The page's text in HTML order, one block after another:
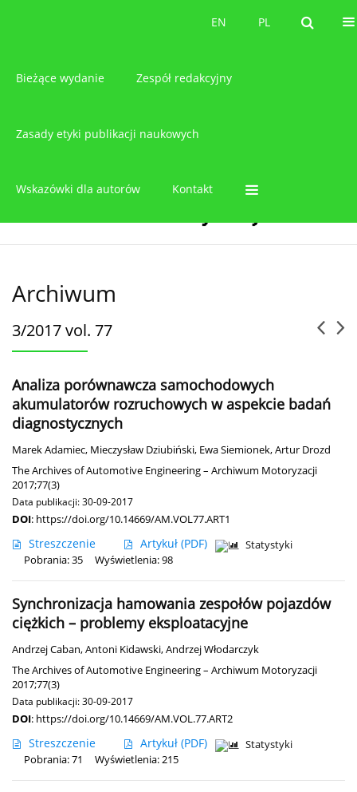
PL
EN PL
EN
Bieżące wydanie Zespół redakcyjny
Zasady etyki publikacji naukowych
Wskazówki dla autorów Kontakt
Archiwum
3/2017 vol. 77
Analiza porównawcza samochodowych
akumulatorów rozruchowych w aspekcie badań
diagnostycznych
Marek Adamiec, Mieczysław Dziubiński, Ewa Siemionek,Artur Drozd
The Archives of Automotive Engineering – Archiwum Motoryzacji
2017;77(3)
Data publikacji: 30-09-2017
DOI: https://doi.org/10.14669/AM.VOL77.ART1
Streszczenie Artykuł (PDF)
Statystyki
Pobrania: 35
Wyświetlenia: 98
Synchronizacja hamowania zespołów pojazdów
ciężkich – problemy eksploatacyjne
Andrzej Caban,Antoni Kidawski,Andrzej Włodarczyk
The Archives of Automotive Engineering – Archiwum Motoryzacji
2017;77(3)
Data publikacji: 30-09-2017
DOI: https://doi.org/10.14669/AM.VOL.77.ART2
Streszczenie Artykuł (PDF)
Statystyki
Pobrania: 71
Wyświetlenia: 215